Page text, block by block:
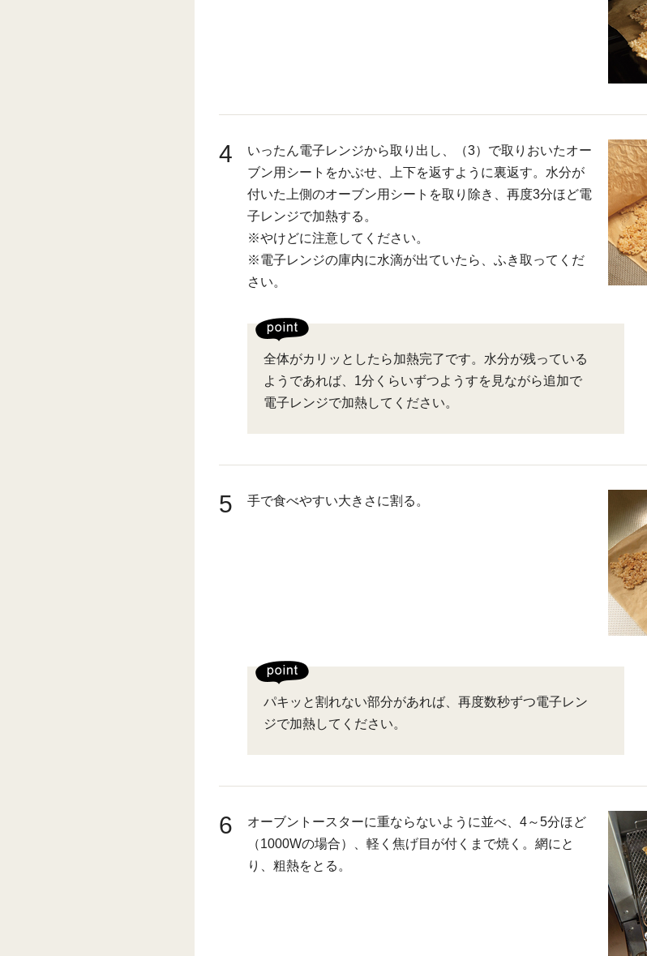
4
いったん電子レンジから取り出し、（3）で取りおいたオー
ブン用シートをかぶせ、上下を返すように裏返す。水分が
付いた上側のオーブン用シートを取り除き、再度3分ほど電
子レンジで加熱する。
※やけどに注意してください。
※電子レンジの庫内に水滴が出ていたら、ふき取ってくだ
さい。
全体がカリッとしたら加熱完了です。水分が残っている
ようであれば、1分くらいずつようすを見ながら追加で
電子レンジで加熱してください。
5 手で食べやすい大きさに割る。
パキッと割れない部分があれば、再度数秒ずつ電子レン
ジで加熱してください。
6
オーブントースターに重ならないように並べ、4～5分ほど
（1000Wの場合）、軽く焦げ目が付くまで焼く。網にと
り、粗熱をとる。